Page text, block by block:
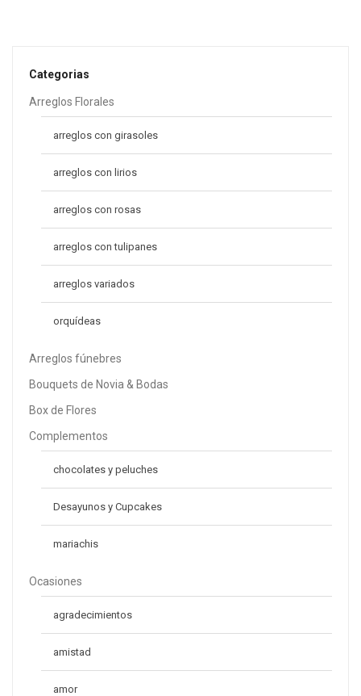
Categorias
Arreglos Florales
arreglos con girasoles
arreglos con lirios
arreglos con rosas
arreglos con tulipanes
arreglos variados
orquídeas
Arreglos fúnebres
Bouquets de Novia & Bodas
Box de Flores
Complementos
chocolates y peluches
Desayunos y Cupcakes
mariachis
Ocasiones
agradecimientos
amistad
amor
Caja Una Rosa